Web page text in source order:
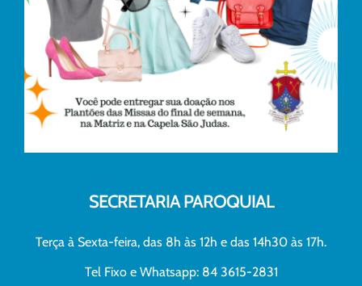
SECRETARIA PAROQUIAL
Terça à Sexta-feira, das 8h às 12h e das 14h30 às 17h.
Tel Fixo e Whatsapp: 84 3615-2831